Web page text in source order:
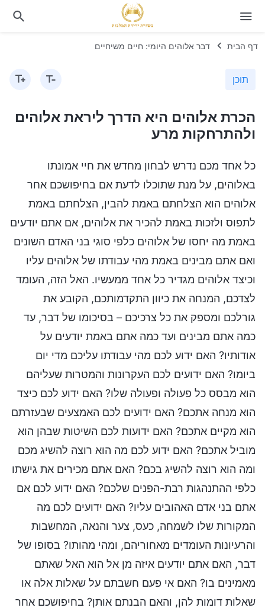
דף הבית דבר אלוהים היומי: חיים משיחיים
תוכן
הכרת אלוהים היא הדרך ליראת אלוהים
ולהתרחקות מרע
כל אחד מכם נדרש לבחון מחדש את חיי אמונתו
באלוהים, על מנת שתוכלו לדעת אם בחיפושכם אחר
אלוהים הוא הצלחתם באמת להבין, הצלחתם באמת
לתפוס ולזכות באמת להכיר את אלוהים, אם אתם יודעים
באמת מה יחסו של אלוהים כלפי סוגי בני האדם השונים
ואם אתם מבינים באמת מהי עבודתו של אלוהים עליו
וכיצד אלוהים מגדיר כל אחד ממעשיו. האל הזה, העומד
לצדכם, המנחה את כיוון התקדמותכם, הקובע את
גורלכם ומספק את כל צרכיכם – בסיכומו של דבר, עד
כמה אתם מבינים ועד כמה אתם באמת יודעים על
אודותיו? האם ידוע לכם מהי עבודתו עליכם מדי יום
ביומו? האם ידועים לכם העקרונות והמטרות שעליהם
הוא מבסס כל פעולה ופעולה שלו? האם ידוע לכם כיצד
הוא מנחה אתכם? האם ידועים לכם האמצעים שבעזרתם
הוא מקיים אתכם? האם ידועות לכם השיטות שבהן הוא
מוביל אתכם? האם ידוע לכם מה הוא רוצה להשיג מכם
ומה הוא רוצה להשיג בכם? האם אתם מכירים את גישתו
כלפי ההתנהגות רבת-הפנים שלכם? האם ידוע לכם אם
אתם בני אדם האהובים עליו? האם ידועים לכם מה
המקורות שלו לשמחה, כעס, צער והנאה, המחשבות
והרעיונות העומדים מאחוריהם, ומהי מהותו? בסופו של
דבר, האם אתם יודעים איזה מן אל הוא האל שאתם
מאמינים בו? האם אי פעם חשבתם על שאלות אלה או
שאלות דומות להן, והאם הבנתם אותן? בחיפושכם אחר